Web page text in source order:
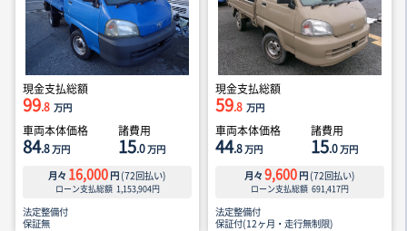
現金支払総額
99.8 万円
車両本体価格
84.8万円
諸費用
15.0万円
月々 16,000 円 (72回払い)
ローン支払総額 1,153,904円
法定整備付
保証無
現金支払総額
59.8 万円
車両本体価格
44.8万円
諸費用
15.0万円
月々 9,600 円 (72回払い)
ローン支払総額 691,417円
法定整備付
保証付(12ヶ月・走行無制限)